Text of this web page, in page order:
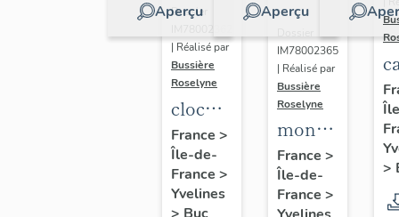
Aperçu
Dossier
| Réalisé par
Bussière
Roselyne
cloche
dite
Louise
Auguste
Adélaïde
France >
Île-de-
France >
Yvelines
Aperçu
IM78002365
| Réalisé par
Bussière
Roselyne
monument
funéraire
de
Jean
France >
Île-de-
France >
>